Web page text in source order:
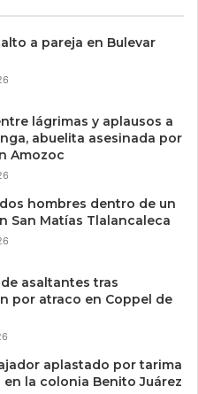
a pareja en Bulevar
lágrimas y aplausos a
abuelita asesinada por
Amozoc
hombres dentro de un
San Matías Tlalancaleca
asaltantes tras
por atraco en Coppel de
aplastado por tarima
en la colonia Benito Juárez